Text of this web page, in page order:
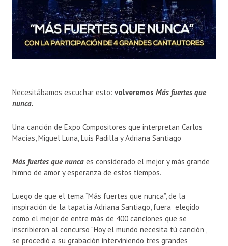
Necesitábamos escuchar esto: volveremos Más fuertes que
nunca.
Una canción de Expo Compositores que interpretan Carlos
Macías, Miguel Luna, Luis Padilla y Adriana Santiago
Más fuertes que nunca es considerado el mejor y más grande
himno de amor y esperanza de estos tiempos.
Luego de que el tema “Más fuertes que nunca”, de la
inspiración de la tapatía Adriana Santiago, fuera elegido
como el mejor de entre más de 400 canciones que se
inscribieron al concurso “Hoy el mundo necesita tú canción”,
se procedió a su grabación interviniendo tres grandes